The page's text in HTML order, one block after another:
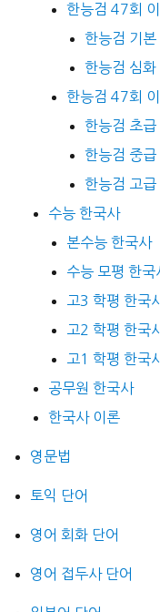
한능검 47회
한능검 기본
한능검 심화
한능검 47회
한능검 초급
한능검 중급
한능검 고급
수능 한국사
본수능 한국사
수능 모평 한국
고3 학평 한국
고2 학평 한국
고1 학평 한국
공무원 한국사
한국사 이론
영문법
토익 단어
영어 회화 단어
영어 접두사 단어